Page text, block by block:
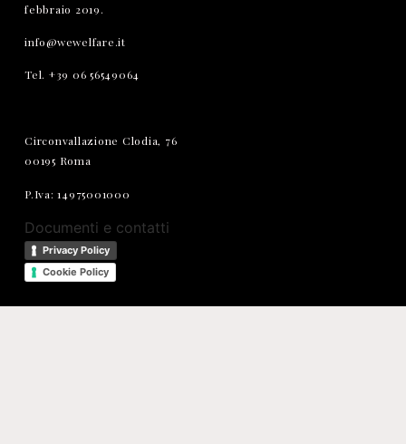
febbraio 2019.
info@wewelfare.it
Tel. +39 06 56549064
Circonvallazione Clodia, 76
00195 Roma
P.Iva: 14975001000
Documenti e contatti
Privacy Policy
Cookie Policy